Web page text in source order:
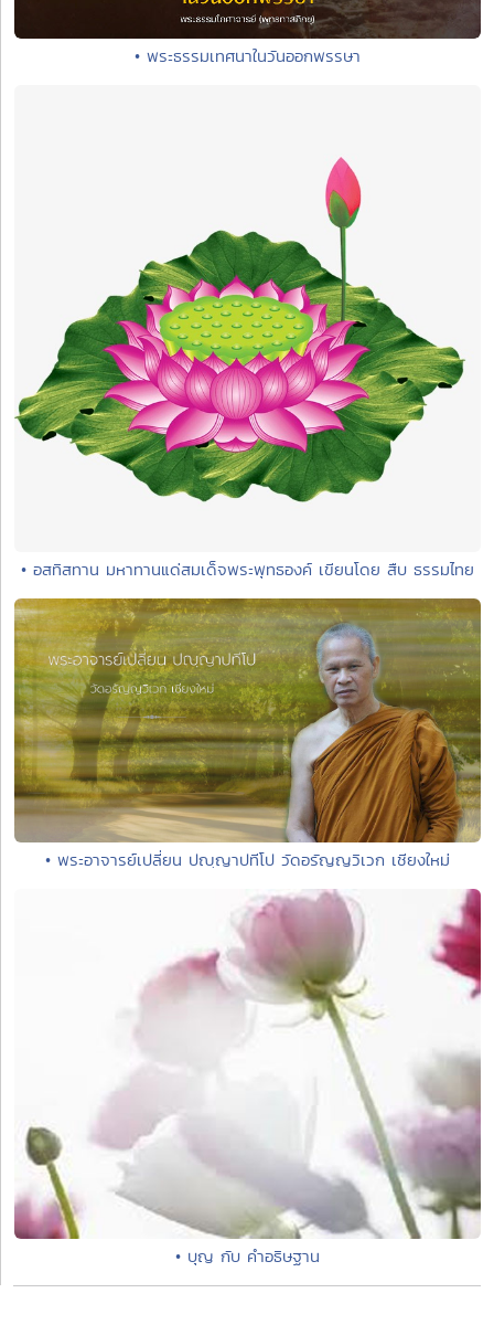
• พระธรรมเทศนาในวันออกพรรษา
• อสทิสทาน มหาทานแด่สมเด็จพระพุทธองค์ เขียนโดย สืบ ธรรมไทย
• พระอาจารย์เปลี่ยน ปญฺญาปทีโป วัดอรัญญวิเวก เชียงใหม่
• บุญ กับ คำอธิษฐาน